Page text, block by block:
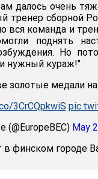
далось очень
тренер сборной
вся команда и
поднять
Но
нужный кураж!"
золотые медали
3CrCQpkwiS
(@EuropeBEC) May
финском городе